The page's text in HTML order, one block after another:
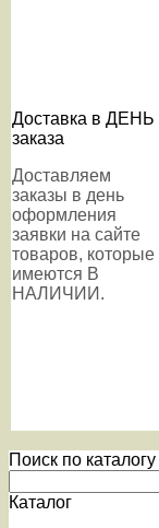
Доставка в ДЕНЬ
заказа
Доставляем
заказы в день
оформления
заявки на сайте
товаров, которые
имеются В
НАЛИЧИИ.
Поиск по каталогу
Каталог